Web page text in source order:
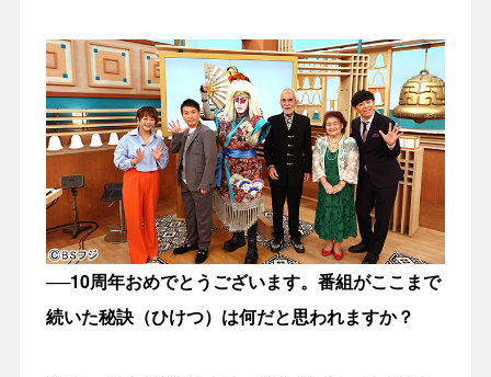
──10周年おめでとうございます。番組がここまで
続いた秘訣（ひけつ）は何だと思われますか？